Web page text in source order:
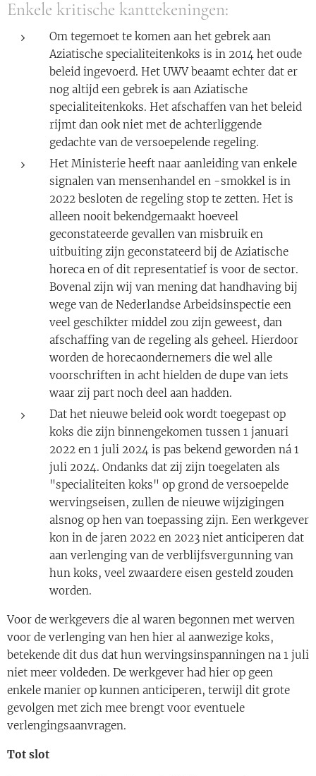
Enkele kritische kanttekeningen:
Om tegemoet te komen aan het gebrek aan
Aziatische specialiteitenkoks is in 2014 het oude
beleid ingevoerd. Het UWV beaamt echter dat er
nog altijd een gebrek is aan Aziatische
specialiteitenkoks. Het afschaffen van het beleid
rijmt dan ook niet met de achterliggende
gedachte van de versoepelende regeling.
Het Ministerie heeft naar aanleiding van enkele
signalen van mensenhandel en -smokkel is in
2022 besloten de regeling stop te zetten. Het is
alleen nooit bekendgemaakt hoeveel
geconstateerde gevallen van misbruik en
uitbuiting zijn geconstateerd bij de Aziatische
horeca en of dit representatief is voor de sector.
Bovenal zijn wij van mening dat handhaving bij
wege van de Nederlandse Arbeidsinspectie een
veel geschikter middel zou zijn geweest, dan
afschaffing van de regeling als geheel. Hierdoor
worden de horecaondernemers die wel alle
voorschriften in acht hielden de dupe van iets
waar zij part noch deel aan hadden.
Dat het nieuwe beleid ook wordt toegepast op
koks die zijn binnengekomen tussen 1 januari
2022 en 1 juli 2024 is pas bekend geworden ná 1
juli 2024. Ondanks dat zij zijn toegelaten als
"specialiteiten koks" op grond de versoepelde
wervingseisen, zullen de nieuwe wijzigingen
alsnog op hen van toepassing zijn. Een werkgever
kon in de jaren 2022 en 2023 niet anticiperen dat
aan verlenging van de verblijfsvergunning van
hun koks, veel zwaardere eisen gesteld zouden
worden.
Voor de werkgevers die al waren begonnen met werven
voor de verlenging van hen hier al aanwezige koks,
betekende dit dus dat hun wervingsinspanningen na 1 juli
niet meer voldeden. De werkgever had hier op geen
enkele manier op kunnen anticiperen, terwijl dit grote
gevolgen met zich mee brengt voor eventuele
verlengingsaanvragen.
Tot slot